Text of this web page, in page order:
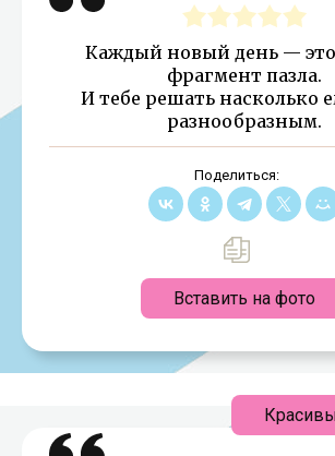
Каждый новый день —
фрагмент пазла.
И тебе решать насколько
разнообразным.
Поделиться:
Вставить на фото